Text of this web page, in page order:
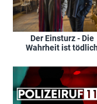
Der Einsturz - Die
Wahrheit ist